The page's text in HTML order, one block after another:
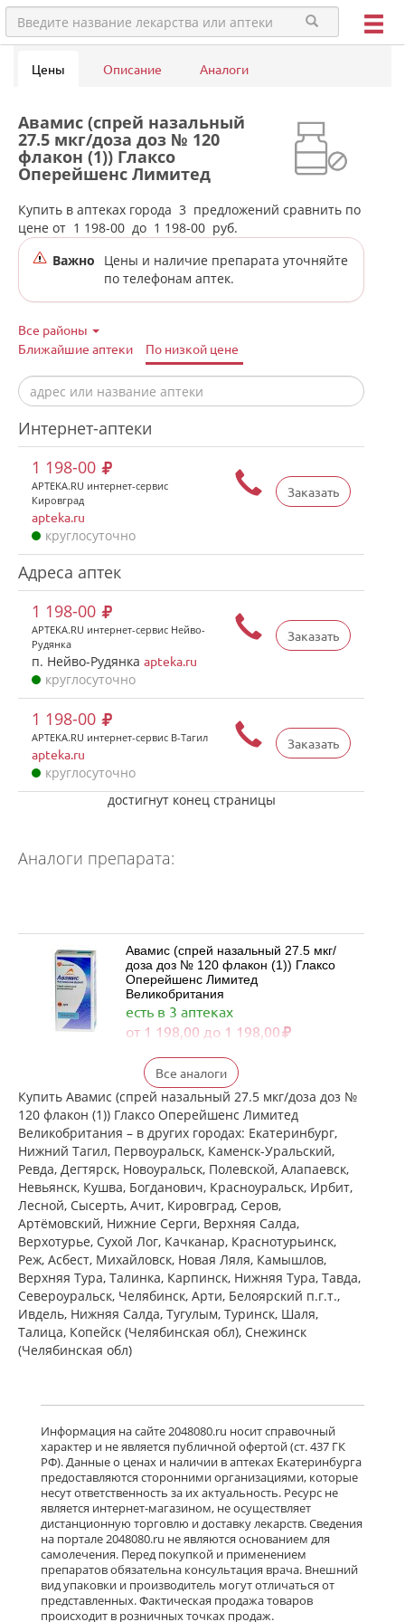
Цены Описание Аналоги
Авамис (спрей назальный
27.5 мкг/доза доз № 120
флакон (1)) Глаксо
Оперейшенс Лимитед
Великобритания в аптеках
города Кировграда
Купить в аптеках города 3 предложений сравнить по
цене от 1 198-00 до 1 198-00 руб.
Важно
Цены и наличие препарата уточняйте
по телефонам аптек.
Все районы
Ближайшие аптеки
По низкой цене
Интернет-аптеки
Заказать
1 198-00
APTEKA.RU интернет-сервис
Кировград
apteka.ru
круглосуточно
Адреса аптек
Заказать
1 198-00
APTEKA.RU интернет-сервис Нейво-
Рудянка
п. Нейво-Рудянка apteka.ru
круглосуточно
Заказать
1 198-00
APTEKA.RU интернет-сервис В-Тагил
apteka.ru
круглосуточно
достигнут конец страницы
Аналоги препарата:
Авамис (спрей назальный 27.5 мкг/
доза доз № 120 флакон (1)) Глаксо
Оперейшенс Лимитед
Великобритания
есть в 3 аптеках
от 1 198,00 до 1 198,00
Флерзини (спрей назальный
дозированный 27.5 мкг/доза доз №
120 фл. (1)) Фармстандарт-
Лексредства ОАО г. Курск Россия
есть в 3 аптеках
от 872,00 до 872,00
достигнут конец страницы
Все аналоги
Купить Авамис (спрей назальный 27.5 мкг/доза доз №
120 флакон (1)) Глаксо Оперейшенс Лимитед
Великобритания – в других городах: Екатеринбург,
Нижний Тагил, Первоуральск, Каменск-Уральский,
Ревда, Дегтярск, Новоуральск, Полевской, Алапаевск,
Невьянск, Кушва, Богданович, Красноуральск, Ирбит,
Лесной, Сысерть, Ачит, Кировград, Серов,
Артёмовский, Нижние Cерги, Верхняя Салда,
Верхотурье, Сухой Лог, Качканар, Краснотурьинск,
Реж, Асбест, Михайловск, Новая Ляля, Камышлов,
Верхняя Тура, Талинка, Карпинск, Нижняя Тура, Тавда,
Североуральск, Челябинск, Арти, Белоярский п.г.т.,
Ивдель, Нижняя Салда, Тугулым, Туринск, Шаля,
Талица, Копейск (Челябинская обл), Снежинск
(Челябинская обл)
Информация на сайте 2048080.ru носит справочный
характер и не является публичной офертой (ст. 437 ГК
РФ). Данные о ценах и наличии в аптеках Екатеринбурга
предоставляются сторонними организациями, которые
несут ответственность за их актуальность. Ресурс не
является интернет-магазином, не осуществляет
дистанционную торговлю и доставку лекарств. Сведения
на портале 2048080.ru не являются основанием для
самолечения. Перед покупкой и применением
препаратов обязательна консультация врача. Внешний
вид упаковки и производитель могут отличаться от
представленных. Фактическая продажа товаров
происходит в розничных точках продаж.